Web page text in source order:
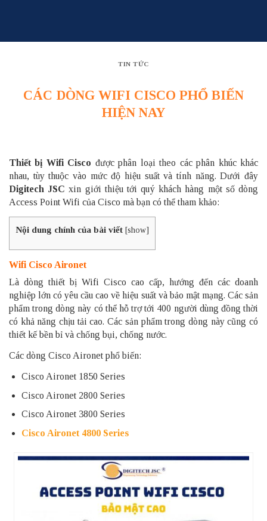
TIN TỨC
CÁC DÒNG WIFI CISCO PHỔ BIẾN
HIỆN NAY
Thiết bị Wifi Cisco được phân loại theo các phân khúc khác
nhau, tùy thuộc vào mức độ hiệu suất và tính năng. Dưới đây
Digitech JSC xin giới thiệu tới quý khách hàng một số dòng
Access Point Wifi của Cisco mà bạn có thể tham khảo:
Nội dung chính của bài viết [show]
Wifi Cisco Aironet
Là dòng thiết bị Wifi Cisco cao cấp, hướng đến các doanh
nghiệp lớn có yêu cầu cao về hiệu suất và bảo mật mạng. Các sản
phẩm trong dòng này có thể hỗ trợ tới 400 người dùng đồng thời
có khả năng chịu tải cao. Các sản phẩm trong dòng này cũng có
thiết kế bền bỉ và chống bụi, chống nước.
Các dòng Cisco Aironet phổ biến:
Cisco Aironet 1850 Series
Cisco Aironet 2800 Series
Cisco Aironet 3800 Series
Cisco Aironet 4800 Series